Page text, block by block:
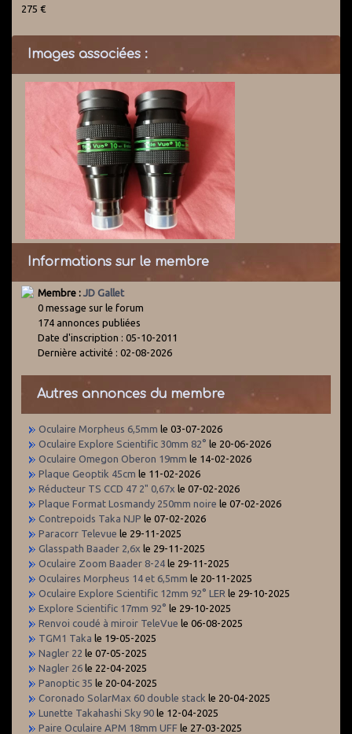
275 €
Images associées :
Informations sur le membre
Membre : JD Gallet
0 message sur le forum
174 annonces publiées
Date d'inscription : 05-10-2011
Dernière activité : 02-08-2026
Autres annonces du membre
Oculaire Morpheus 6,5mm le 03-07-2026
Oculaire Explore Scientific 30mm 82° le 20-06-2026
Oculaire Omegon Oberon 19mm le 14-02-2026
Plaque Geoptik 45cm le 11-02-2026
Réducteur TS CCD 47 2" 0,67x le 07-02-2026
Plaque Format Losmandy 250mm noire le 07-02-2026
Contrepoids Taka NJP le 07-02-2026
Paracorr Televue le 29-11-2025
Glasspath Baader 2,6x le 29-11-2025
Oculaire Zoom Baader 8-24 le 29-11-2025
Oculaires Morpheus 14 et 6,5mm le 20-11-2025
Oculaire Explore Scientific 12mm 92° LER le 29-10-2025
Explore Scientific 17mm 92° le 29-10-2025
Renvoi coudé à miroir TeleVue le 06-08-2025
TGM1 Taka le 19-05-2025
Nagler 22 le 07-05-2025
Nagler 26 le 22-04-2025
Panoptic 35 le 20-04-2025
Coronado SolarMax 60 double stack le 20-04-2025
Lunette Takahashi Sky 90 le 12-04-2025
Paire Oculaire APM 18mm UFF le 27-03-2025